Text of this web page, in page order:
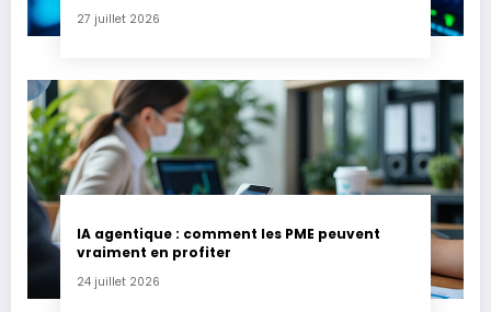
27 juillet 2026
IA agentique : comment les PME peuvent
vraiment en profiter
24 juillet 2026